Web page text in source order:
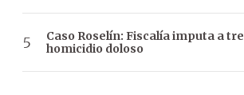
Caso Roselín: Fiscalía imputa a
homicidio doloso